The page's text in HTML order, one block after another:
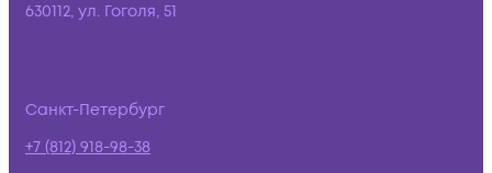
630112, ул. Гоголя, 51
Санкт-Петербург
+7 (812) 918-98-38